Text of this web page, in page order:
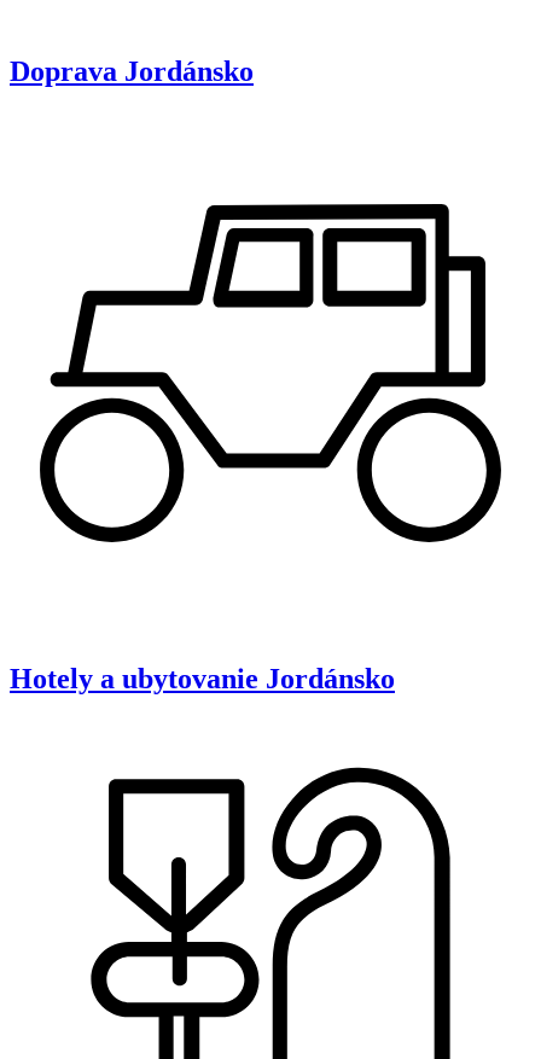
Doprava Jordánsko
Hotely a ubytovanie Jordánsko